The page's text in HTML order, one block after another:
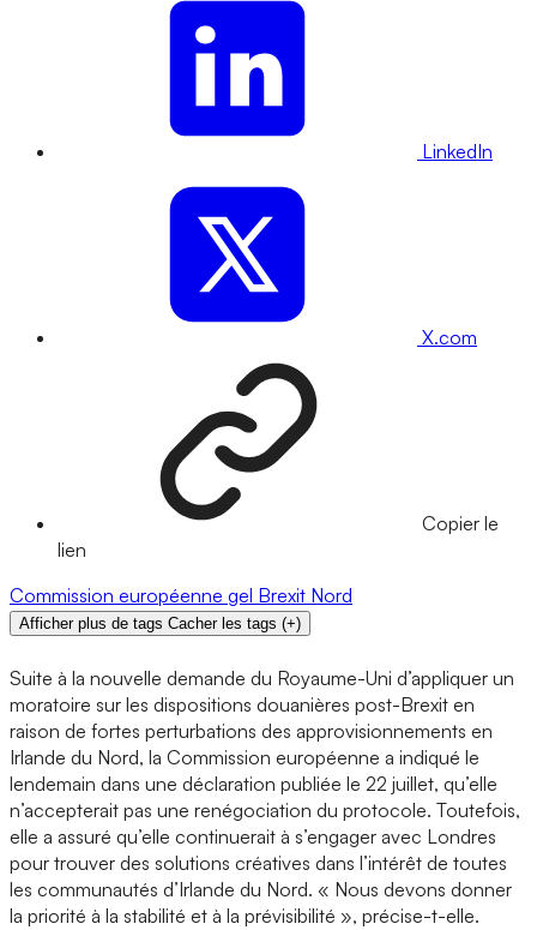
LinkedIn
X.com
Copier le
lien
Commission européenne gel Brexit Nord
Afficher plus de tags Cacher les tags (+)
Suite à la nouvelle demande du Royaume-Uni d’appliquer un
moratoire sur les dispositions douanières post-Brexit en
raison de fortes perturbations des approvisionnements en
Irlande du Nord, la Commission européenne a indiqué le
lendemain dans une déclaration publiée le 22 juillet, qu’elle
n’accepterait pas une renégociation du protocole. Toutefois,
elle a assuré qu’elle continuerait à s’engager avec Londres
pour trouver des solutions créatives dans l’intérêt de toutes
les communautés d’Irlande du Nord. « Nous devons donner
la priorité à la stabilité et à la prévisibilité », précise-t-elle.